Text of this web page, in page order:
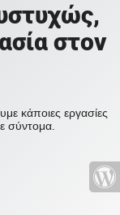
στον
κάποιες εργασίες
σύντομα.